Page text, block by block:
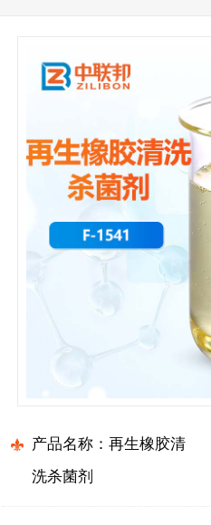
产品名称：再生橡胶清
洗杀菌剂